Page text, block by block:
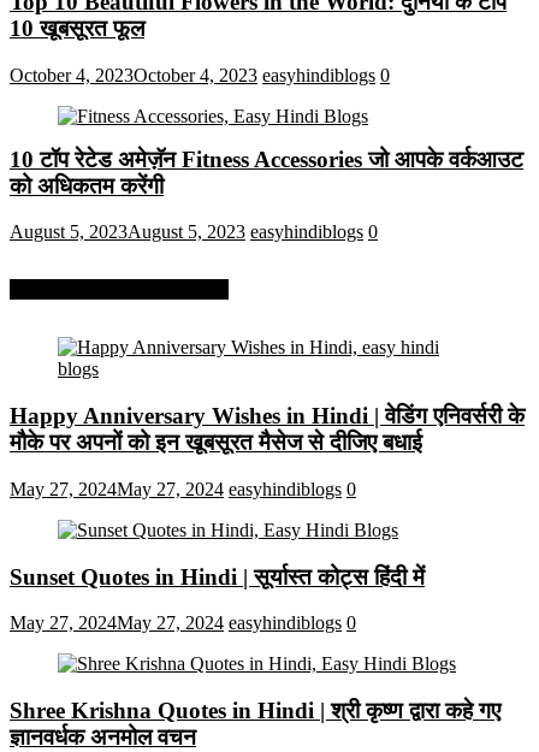
10 खूबसूरत फूल
October 4, 2023October 4, 2023 easyhindiblogs 0
10 टॉप रेटेड अमेज़ॅन Fitness Accessories जो आपके वर्कआउट
को अधिकतम करेंगी
August 5, 2023August 5, 2023 easyhindiblogs 0
Happy Anniversary Wishes in Hindi | वेडिंग एनिवर्सरी के
मौके पर अपनों को इन खूबसूरत मैसेज से दीजिए बधाई
May 27, 2024May 27, 2024 easyhindiblogs 0
Sunset Quotes in Hindi | सूर्यास्त कोट्स हिंदी में
May 27, 2024May 27, 2024 easyhindiblogs 0
Shree Krishna Quotes in Hindi | श्री कृष्ण द्वारा कहे गए
ज्ञानवर्धक अनमोल वचन